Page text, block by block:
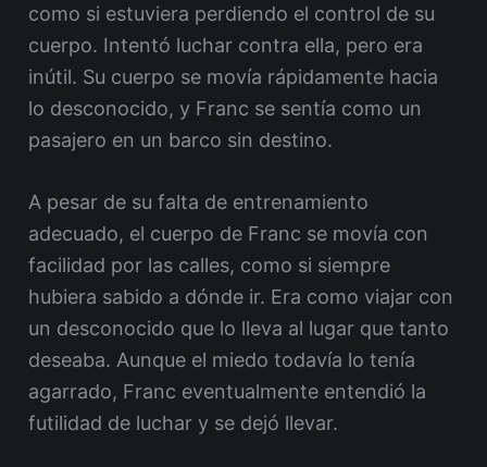
como si estuviera perdiendo el control de su
cuerpo. Intentó luchar contra ella, pero era
inútil. Su cuerpo se movía rápidamente hacia
lo desconocido, y Franc se sentía como un
pasajero en un barco sin destino.
A pesar de su falta de entrenamiento
adecuado, el cuerpo de Franc se movía con
facilidad por las calles, como si siempre
hubiera sabido a dónde ir. Era como viajar con
un desconocido que lo lleva al lugar que tanto
deseaba. Aunque el miedo todavía lo tenía
agarrado, Franc eventualmente entendió la
futilidad de luchar y se dejó llevar.